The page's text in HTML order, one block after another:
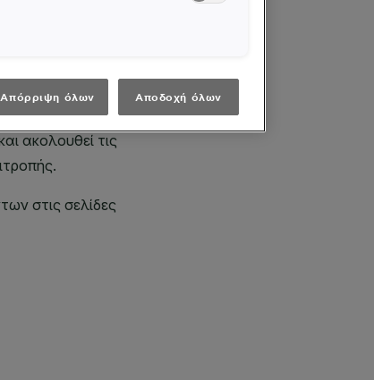
Απόρριψη όλων Αποδοχή όλων